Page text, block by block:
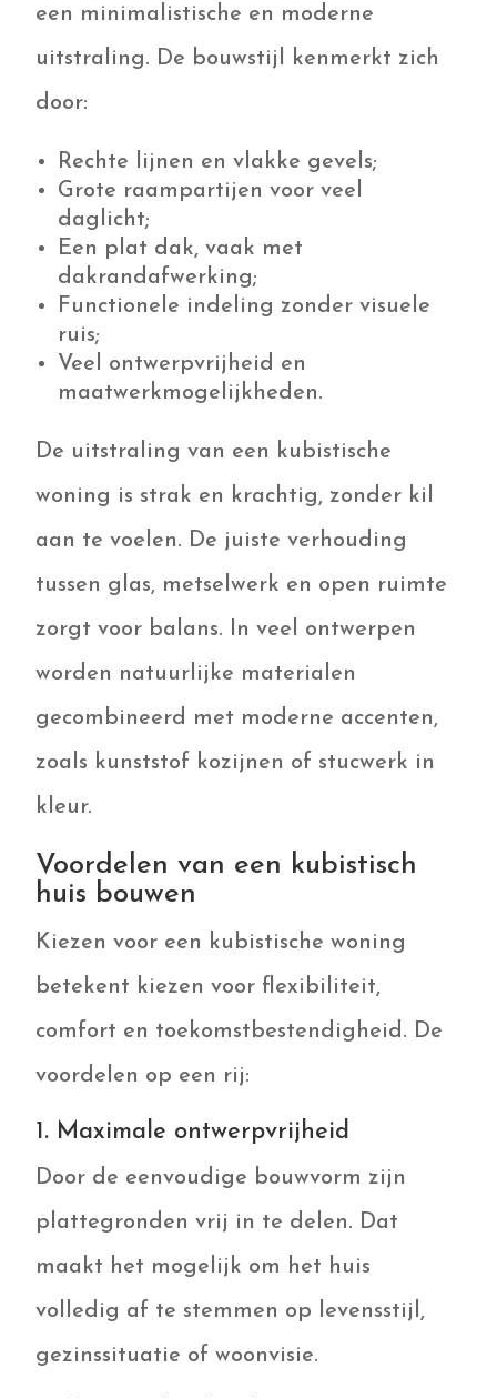
een minimalistische en moderne
uitstraling. De bouwstijl kenmerkt zich
door:
Rechte lijnen en vlakke gevels;
Grote raampartijen voor veel
daglicht;
Een plat dak, vaak met
dakrandafwerking;
Functionele indeling zonder visuele
ruis;
Veel ontwerpvrijheid en
maatwerkmogelijkheden.
De uitstraling van een kubistische
woning is strak en krachtig, zonder kil
aan te voelen. De juiste verhouding
tussen glas, metselwerk en open ruimte
zorgt voor balans. In veel ontwerpen
worden natuurlijke materialen
gecombineerd met moderne accenten,
zoals kunststof kozijnen of stucwerk in
kleur.
Voordelen van een kubistisch
huis bouwen
Kiezen voor een kubistische woning
betekent kiezen voor flexibiliteit,
comfort en toekomstbestendigheid. De
voordelen op een rij:
1. Maximale ontwerpvrijheid
Door de eenvoudige bouwvorm zijn
plattegronden vrij in te delen. Dat
maakt het mogelijk om het huis
volledig af te stemmen op levensstijl,
gezinssituatie of woonvisie.